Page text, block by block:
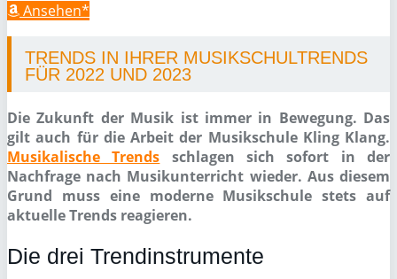
Ansehen*
TRENDS IN IHRER MUSIKSCHULTRENDS
FÜR 2022 UND 2023
Die Zukunft der Musik ist immer in Bewegung. Das
gilt auch für die Arbeit der Musikschule Kling Klang.
Musikalische Trends schlagen sich sofort in der
Nachfrage nach Musikunterricht wieder. Aus diesem
Grund muss eine moderne Musikschule stets auf
aktuelle Trends reagieren.
Die drei Trendinstrumente